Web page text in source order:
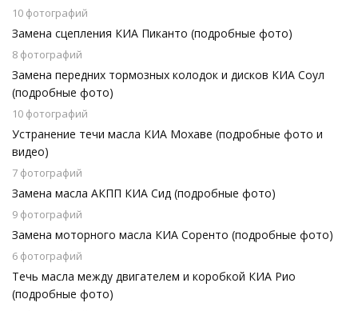
10 фотографий
Замена сцепления КИА Пиканто (подробные фото)
8 фотографий
Замена передних тормозных колодок и дисков КИА Соул
(подробные фото)
10 фотографий
Устранение течи масла КИА Мохаве (подробные фото и
видео)
7 фотографий
Замена масла АКПП КИА Сид (подробные фото)
9 фотографий
Замена моторного масла КИА Соренто (подробные фото)
6 фотографий
Течь масла между двигателем и коробкой КИА Рио
(подробные фото)